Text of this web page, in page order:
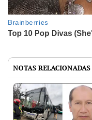
NOTAS RELACIONADAS